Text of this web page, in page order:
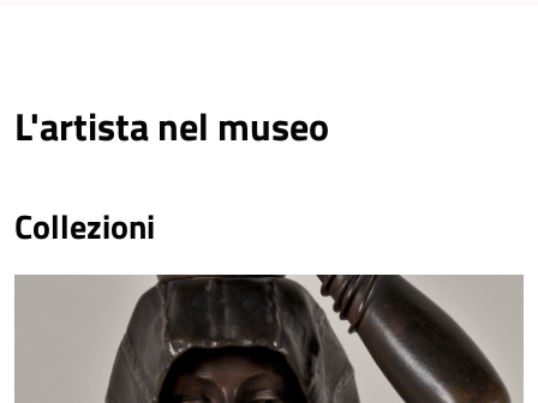
L'artista nel museo
Collezioni